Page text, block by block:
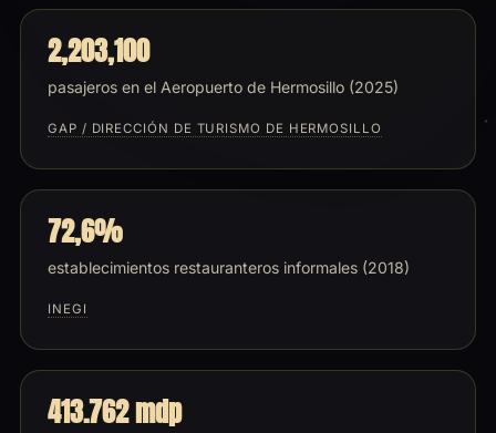
2,203,100
pasajeros en el Aeropuerto de Hermosillo (2025)
GAP / DIRECCIÓN DE TURISMO DE HERMOSILLO
72,6%
establecimientos restauranteros informales (2018)
INEGI
413.762 mdp